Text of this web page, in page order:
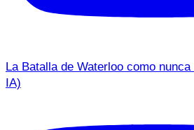
La Batalla de Waterloo como
IA)